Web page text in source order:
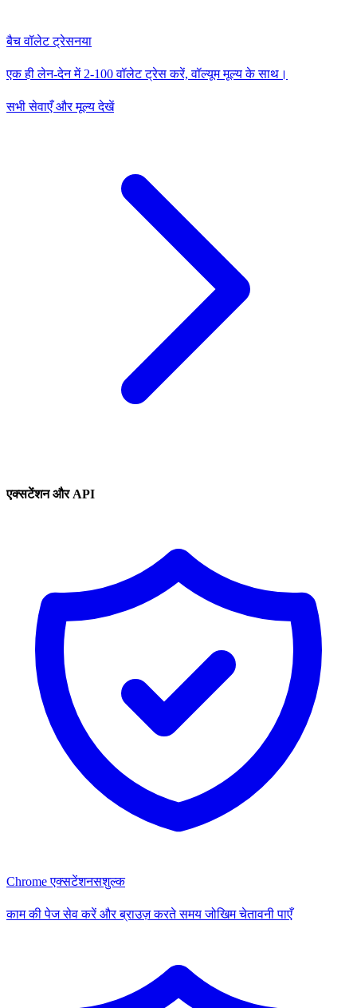
बैच वॉलेट ट्रेसनया
एक ही लेन-देन में 2-100 वॉलेट ट्रेस करें, वॉल्यूम मूल्य के साथ।
सभी सेवाएँ और मूल्य देखें
एक्सटेंशन और API
Chrome एक्सटेंशनसशुल्क
काम की पेज सेव करें और ब्राउज़ करते समय जोखिम चेतावनी पाएँ